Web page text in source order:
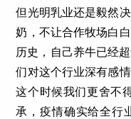
但光明乳业还是毅然
奶，不让合作牧场白
历史，自己养牛已经
们对这个行业深有感
这个时候我们更舍不
承，疫情确实给全行